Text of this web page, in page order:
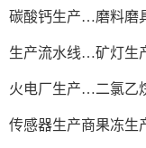
碳酸钙生产设备
生产流水线设备矿灯生
火电厂生产过程
传感器生产商果冻生